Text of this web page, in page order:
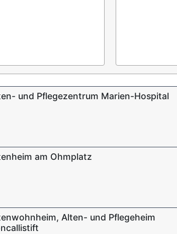
und Pflegezentrum Marien-Hospital
am Ohmplatz
Alten- und Pflegeheim